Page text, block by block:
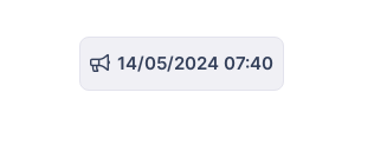
14/05/2024 07:40